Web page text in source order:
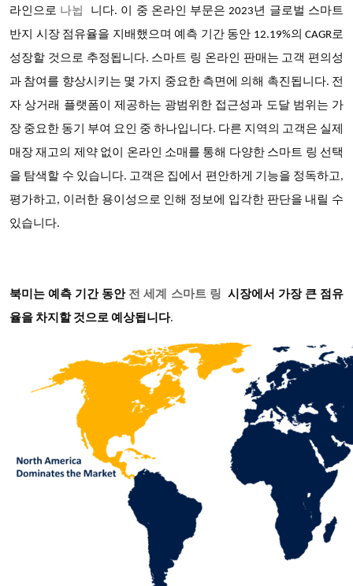
라인으로 나뉩
니다. 이 중 온라인 부문은 2023년 글로벌 스마트
반지 시장 점유율을 지배했으며 예측 기간 동안 12.19%의 CAGR로
성장할 것으로 추정됩니다. 스마트 링 온라인 판매는 고객 편의성
과 참여를 향상시키는 몇 가지 중요한 측면에 의해 촉진됩니다. 전
자 상거래 플랫폼이 제공하는 광범위한 접근성과 도달 범위는 가
장 중요한 동기 부여 요인 중 하나입니다. 다른 지역의 고객은 실제
매장 재고의 제약 없이 온라인 소매를 통해 다양한 스마트 링 선택
을 탐색할 수 있습니다. 고객은 집에서 편안하게 기능을 정독하고,
평가하고, 이러한 용이성으로 인해 정보에 입각한 판단을 내릴 수
있습니다.
북미는 예측 기간 동안 전 세계 스마트 링 시장에서 가장 큰 점유
율을 차지할 것으로 예상됩니다.